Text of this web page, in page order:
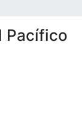
Pacífico